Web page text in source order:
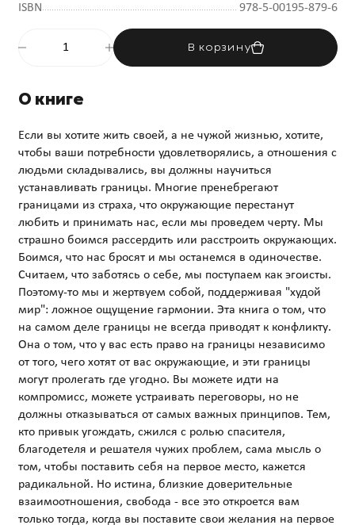
ISBN
978-5-00195-879-6
В корзину
О книге
Если вы хотите жить своей, а не чужой жизнью, хотите,
чтобы ваши потребности удовлетворялись, а отношения с
людьми складывались, вы должны научиться
устанавливать границы. Многие пренебрегают
границами из страха, что окружающие перестанут
любить и принимать нас, если мы проведем черту. Мы
страшно боимся рассердить или расстроить окружающих.
Боимся, что нас бросят и мы останемся в одиночестве.
Считаем, что заботясь о себе, мы поступаем как эгоисты.
Поэтому-то мы и жертвуем собой, поддерживая "худой
мир": ложное ощущение гармонии. Эта книга о том, что
на самом деле границы не всегда приводят к конфликту.
Она о том, что у вас есть право на границы независимо
от того, чего хотят от вас окружающие, и эти границы
могут пролегать где угодно. Вы можете идти на
компромисс, можете устраивать переговоры, но не
должны отказываться от самых важных принципов. Тем,
кто привык угождать, сжился с ролью спасителя,
благодетеля и решателя чужих проблем, сама мысль о
том, чтобы поставить себя на первое место, кажется
радикальной. Но истина, близкие доверительные
взаимоотношения, свобода - все это откроется вам
только тогда, когда вы поставите свои желания на первое